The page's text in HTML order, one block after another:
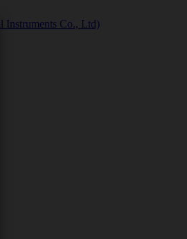
Instruments Co., Ltd)